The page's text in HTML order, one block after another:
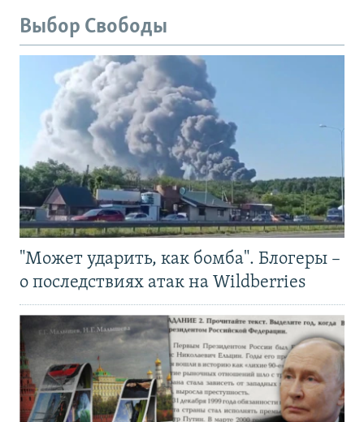
Выбор Свободы
"Может ударить, как бомба". Блогеры –
о последствиях атак на Wildberries